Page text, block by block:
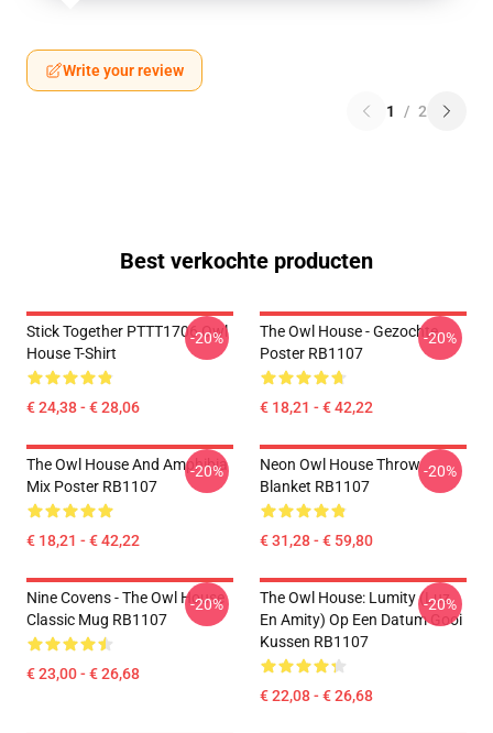
Write your review
1 / 2
Best verkochte producten
Stick Together PTTT1706 Owl
House T-Shirt
€ 24,38 - € 28,06
-20%
The Owl House - Gezochte
Poster RB1107
€ 18,21 - € 42,22
-20%
The Owl House And Amphibia
Mix Poster RB1107
€ 18,21 - € 42,22
-20%
Neon Owl House Throw
Blanket RB1107
€ 31,28 - € 59,80
-20%
Nine Covens - The Owl House
Classic Mug RB1107
€ 23,00 - € 26,68
-20%
The Owl House: Lumity (Luz
En Amity) Op Een Datum Gooi
Kussen RB1107
€ 22,08 - € 26,68
-20%